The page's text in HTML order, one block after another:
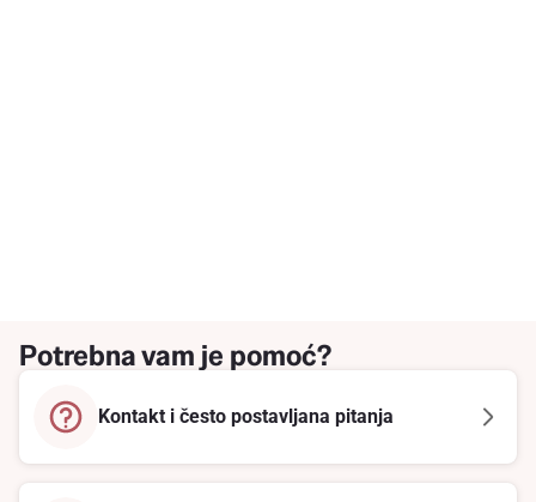
Potrebna vam je pomoć?
Kontakt i često postavljana pitanja